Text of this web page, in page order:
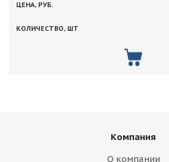
Компания
О компании